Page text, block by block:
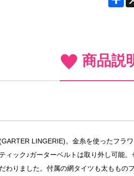
商品説
LINGERIE)。金糸を使ったフラ
ィック♪ガーターベルトは取り外し可能
りました。付属の網タイツも太ももの